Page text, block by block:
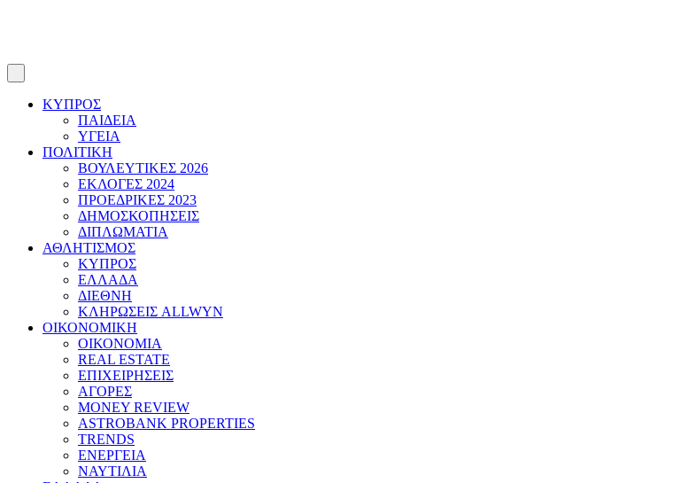
ΚΥΠΡΟΣ
ΠΑΙΔΕΙΑ
ΥΓΕΙΑ
ΠΟΛΙΤΙΚΗ
ΒΟΥΛΕΥΤΙΚΕΣ 2026
ΕΚΛΟΓΕΣ 2024
ΠΡΟΕΔΡΙΚΕΣ 2023
ΔΗΜΟΣΚΟΠΗΣΕΙΣ
ΔΙΠΛΩΜΑΤΙΑ
ΑΘΛΗΤΙΣΜΟΣ
ΚΥΠΡΟΣ
ΕΛΛΑΔΑ
ΔΙΕΘΝΗ
ΚΛΗΡΩΣΕΙΣ ALLWYN
ΟΙΚΟΝΟΜΙΚΗ
ΟΙΚΟΝΟΜΙΑ
REAL ESTATE
ΕΠΙΧΕΙΡΗΣΕΙΣ
ΑΓΟΡΕΣ
MONEY REVIEW
ASTROBANK PROPERTIES
TRENDS
ΕΝΕΡΓΕΙΑ
ΝΑΥΤΙΛΙΑ